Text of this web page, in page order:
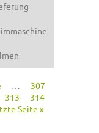
…
307
313
314
Seite »